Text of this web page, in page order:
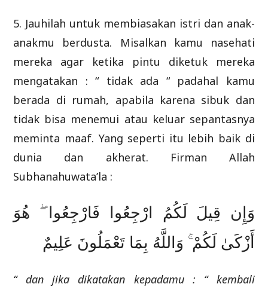
5. Jauhilah untuk membiasakan istri dan anak-
anakmu berdusta. Misalkan kamu nasehati
mereka agar ketika pintu diketuk mereka
mengatakan : “ tidak ada “ padahal kamu
berada di rumah, apabila karena sibuk dan
tidak bisa menemui atau keluar sepantasnya
meminta maaf. Yang seperti itu lebih baik di
dunia dan akherat. Firman Allah
Subhanahuwata’la :
وَإِن قِيلَ لَكُمُ ارْجِعُوا فَارْجِعُوا ۖ هُوَ
أَزْكَىٰ لَكُمْ ۚ وَاللَّهُ بِمَا تَعْمَلُونَ عَلِيمٌ
“ dan jika dikatakan kepadamu : “ kembali